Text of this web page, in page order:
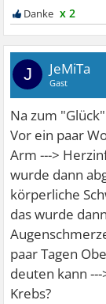
x 2
J JeMiTa
Gast
Na zum
Vor ein paar
Arm --->
wurde dann
körperliche
das wurde
paar Tagen
deuten kann
Krebs?